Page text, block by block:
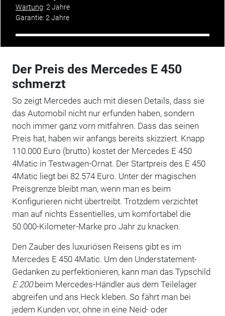
Wartung: 2 Jahre
Garantie: 2 Jahre
Der Preis des Mercedes E 450
schmerzt
So zeigt Mercedes auch mit diesen Details, dass sie
das Automobil nicht nur erfunden haben, sondern
noch immer ganz vorn mitfahren. Dass das seinen
Preis hat, haben wir anfangs bereits skizziert. Knapp
110.000 Euro (brutto) kostet der Mercedes E 450
4Matic in Testwagen-Ornat. Der Startpreis des E 450
4Matic liegt bei 82.574 Euro. Unter der magischen
Preisgrenze bleibt man, wenn man es beim
Konfigurieren nicht übertreibt. Trotzdem verzichtet
man auf nichts Essentielles, um komfortabel die
50.000-Kilometer-Marke pro Jahr zu knacken.
Den Zauber des luxuriösen Reisens gibt es im
Mercedes E 450 4Matic. Um den Understatement-
Gedanken zu perfektionieren, kann man das Typschild
E 200beim Mercedes-Händler aus dem Teilelager
abgreifen und ans Heck kleben. So fährt man bei
jedem Kunden vor, ohne in eine Neid- oder